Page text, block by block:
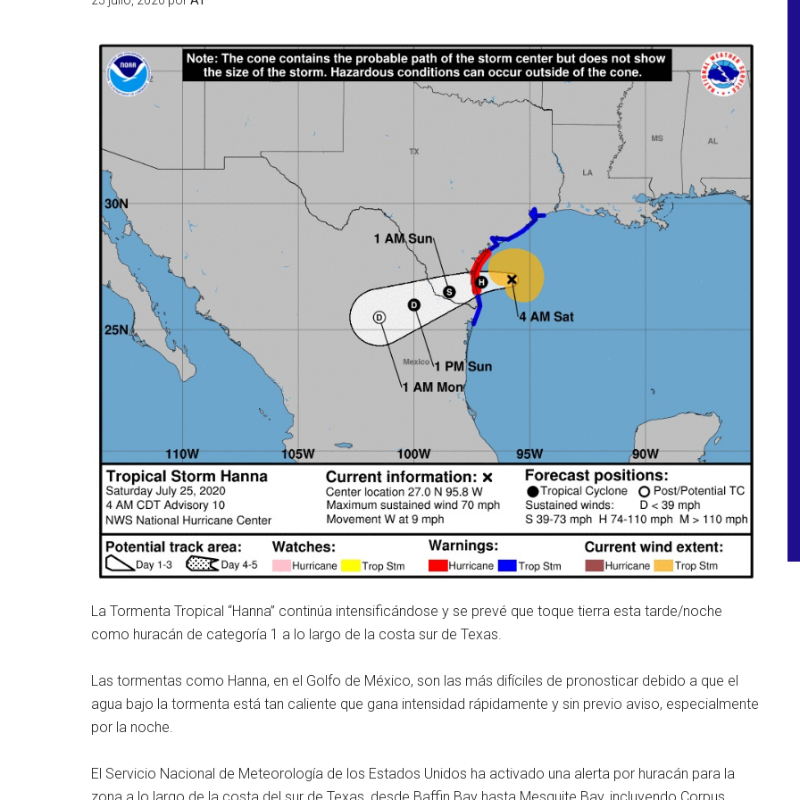
La Tormenta Tropical “Hanna” continúa intensificándose y se prevé que toque tierra esta tarde/noche
como huracán de categoría 1 a lo largo de la costa sur de Texas.
Las tormentas como Hanna, en el Golfo de México, son las más difíciles de pronosticar debido a que el
agua bajo la tormenta está tan caliente que gana intensidad rápidamente y sin previo aviso, especialmente
por la noche.
El Servicio Nacional de Meteorología de los Estados Unidos ha activado una alerta por huracán para la